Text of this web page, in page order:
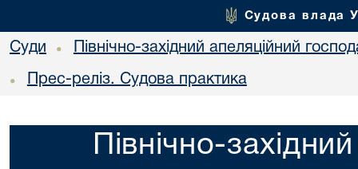
Судова влада
Суди • Північно-західний апеляційний
• Прес-реліз. Судова практика
Північно-